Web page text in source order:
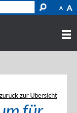
A A
zurück zur Übersicht